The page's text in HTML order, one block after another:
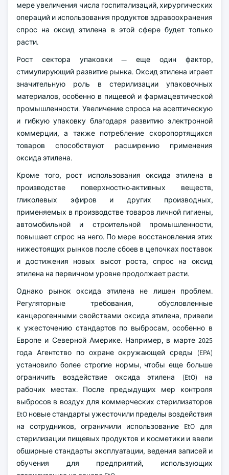
мере увеличения числа госпитализаций, хирургических
операций и использования продуктов здравоохранения
спрос на оксид этилена в этой сфере будет только
расти.
Рост сектора упаковки — еще один фактор,
стимулирующий развитие рынка. Оксид этилена играет
значительную роль в стерилизации упаковочных
материалов, особенно в пищевой и фармацевтической
промышленности. Увеличение спроса на асептическую
и гибкую упаковку благодаря развитию электронной
коммерции, а также потребление скоропортящихся
товаров способствуют расширению применения
оксида этилена.
Кроме того, рост использования оксида этилена в
производстве поверхностно-активных веществ,
гликолевых эфиров и других производных,
применяемых в производстве товаров личной гигиены,
автомобильной и строительной промышленности,
повышает спрос на него. По мере восстановления этих
нижестоящих рынков после сбоев в цепочках поставок
и достижения новых высот роста, спрос на оксид
этилена на первичном уровне продолжает расти.
Однако рынок оксида этилена не лишен проблем.
Регуляторные требования, обусловленные
канцерогенными свойствами оксида этилена, привели
к ужесточению стандартов по выбросам, особенно в
Европе и Северной Америке. Например, в марте 2025
года Агентство по охране окружающей среды (EPA)
установило более строгие нормы, чтобы еще больше
ограничить воздействие оксида этилена (EtO) на
рабочих местах. После предыдущих мер контроля
выбросов в воздух для коммерческих стерилизаторов
EtO новые стандарты ужесточили пределы воздействия
на сотрудников, ограничили использование EtO для
стерилизации пищевых продуктов и косметики и ввели
обширные стандарты эксплуатации, ведения записей и
обучения для предприятий, использующих